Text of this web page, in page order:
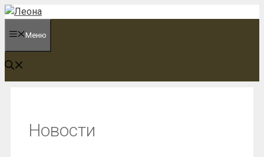
Перейти
содержимому
Меню
Новости